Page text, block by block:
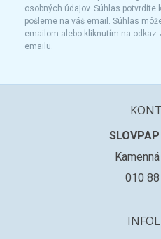
osobných údajov. Súhlas potvrdíte
pošleme na váš email. Súhlas
emailom alebo kliknutím na
emailu.
010